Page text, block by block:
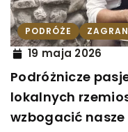
PODRÓŻE
19 maja 2026
Podróżnicze
lokalnych
wzbogacić